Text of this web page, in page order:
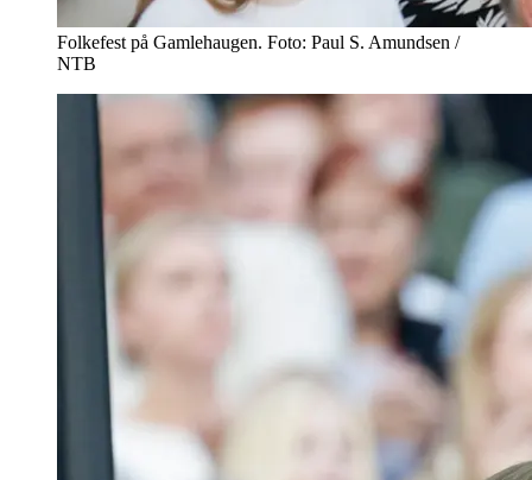
Folkefest på Gamlehaugen. Foto: Paul S. Amundsen /
NTB